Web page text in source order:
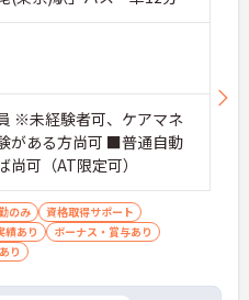
※未経験者可、ケアマネ
がある方尚可 ■普通自動
可（AT限定可）
のみ
資格取得サポート
績あり
ボーナス・賞与あり
り